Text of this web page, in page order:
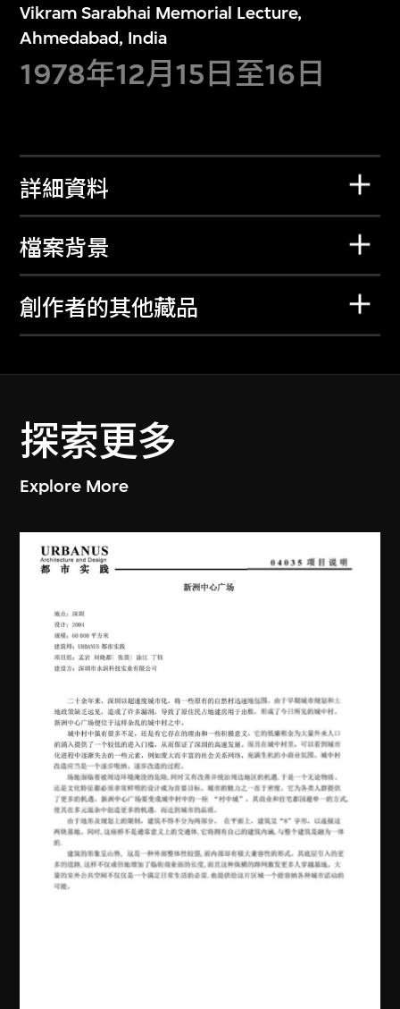
Vikram Sarabhai Memorial Lecture,
Ahmedabad, India
1978年12月15日至16日
詳細資料
檔案背景
創作者的其他藏品
探索更多
Explore More